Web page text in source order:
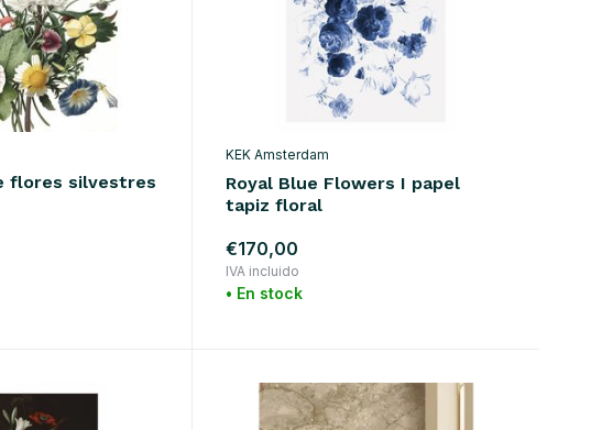
flores silvestres
KEK Amsterdam
Royal Blue Flowers I papel
tapiz floral
€170,00
IVA incluido
• En stock